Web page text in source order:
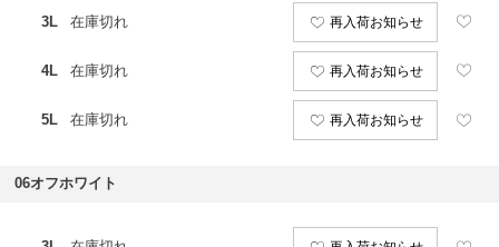
3L 在庫切れ 再入荷お知らせ
4L 在庫切れ 再入荷お知らせ
5L 在庫切れ 再入荷お知らせ
06オフホワイト